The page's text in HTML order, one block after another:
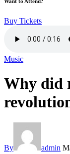
Buy Tickets
Music
Why did
By admin